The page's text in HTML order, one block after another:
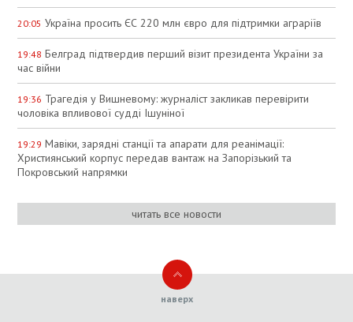
20:05 Україна просить ЄС 220 млн євро для підтримки аграріїв
19:48 Белград підтвердив перший візит президента України за
час війни
19:36 Трагедія у Вишневому: журналіст закликав перевірити
чоловіка впливової судді Ішуніної
19:29 Мавіки, зарядні станції та апарати для реанімації:
Християнський корпус передав вантаж на Запорізький та
Покровський напрямки
читать все новости
наверх